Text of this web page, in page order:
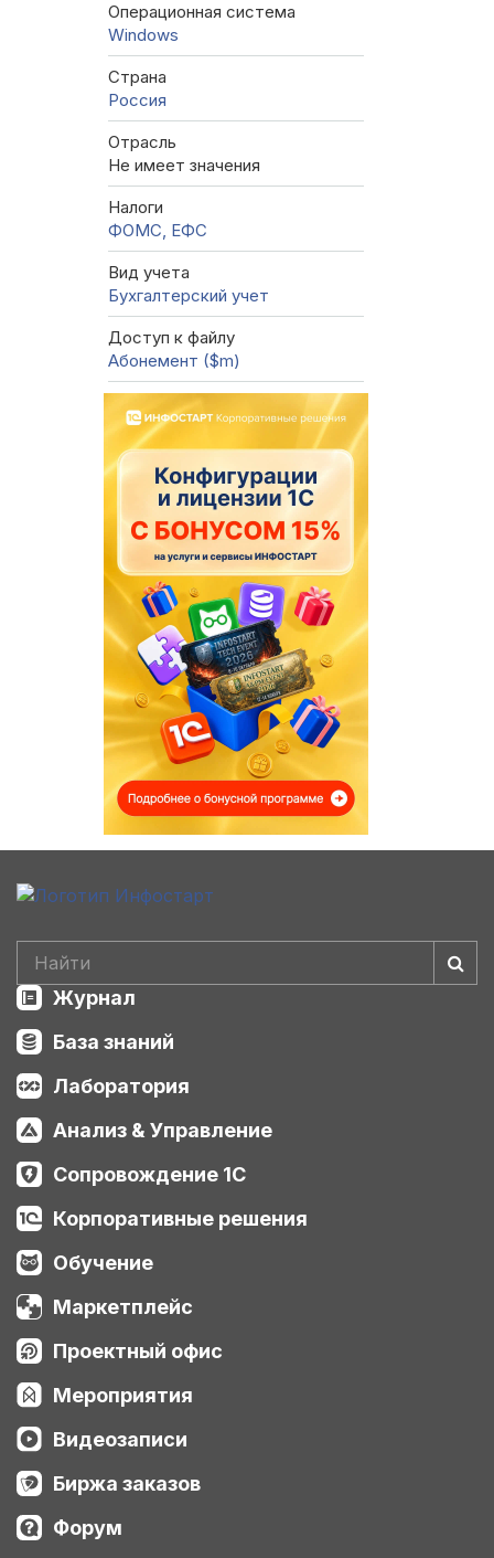
Операционная система
Windows
Страна
Россия
Отрасль
Не имеет значения
Налоги
ФОМС, ЕФС
Вид учета
Бухгалтерский учет
Доступ к файлу
Абонемент ($m)
Журнал
База знаний
Лаборатория
Анализ & Управление
Сопровождение 1С
Корпоративные решения
Обучение
Маркетплейс
Проектный офис
Мероприятия
Видеозаписи
Биржа заказов
Форум